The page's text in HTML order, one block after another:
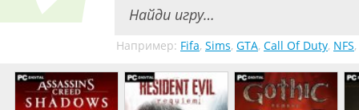
Например: Fifa, Sims, GTA, Call Of Duty, NFS,